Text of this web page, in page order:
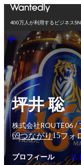
400万人が利用するビジネス
坪井 聡
株式会社ROUTE06 /
69つながり15フォ
プロフィール ス